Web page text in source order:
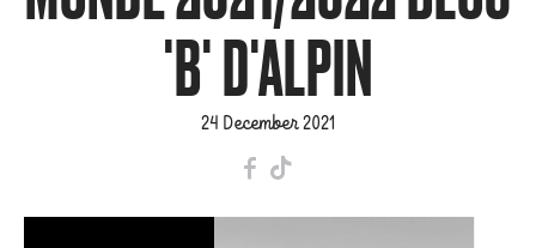
'B' D'ALPIN
24 December 2021
F T